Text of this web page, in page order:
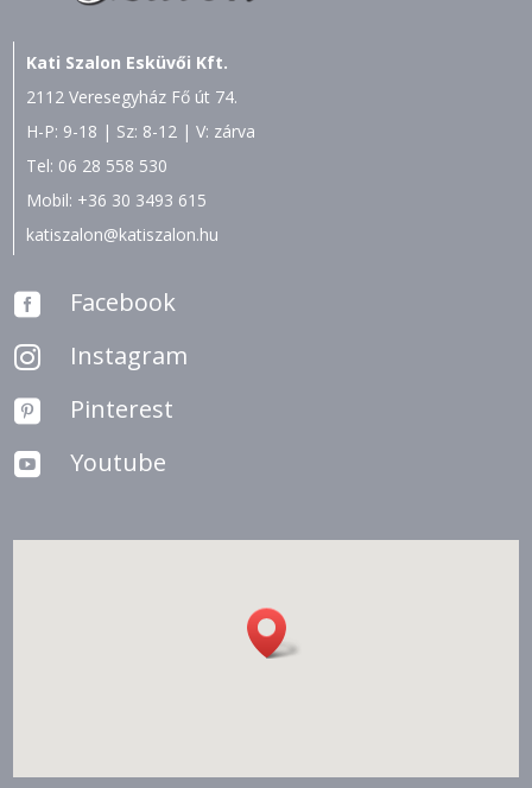
Kati Szalon Esküvői Kft.
2112 Veresegyház Fő út 74.
H-P: 9-18 | Sz: 8-12 | V: zárva
Tel: 06 28 558 530
Mobil: +36 30 3493 615
katiszalon@katiszalon.hu
 Facebook
 Instagram
 Pinterest
 Youtube